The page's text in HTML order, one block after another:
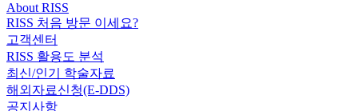
About RISS
RISS 처음 방문 이세요?
고객센터
RISS 활용도 분석
최신/인기 학술자료
해외자료신청(E-DDS)
공지사항